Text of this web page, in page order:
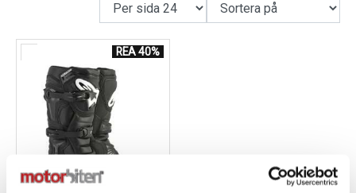
SLITSTARKA SULORger maximalt grepp på fotpinnar
och underlag, samtidigt som komforten bibehålls
under långa körpass.
REA 40%